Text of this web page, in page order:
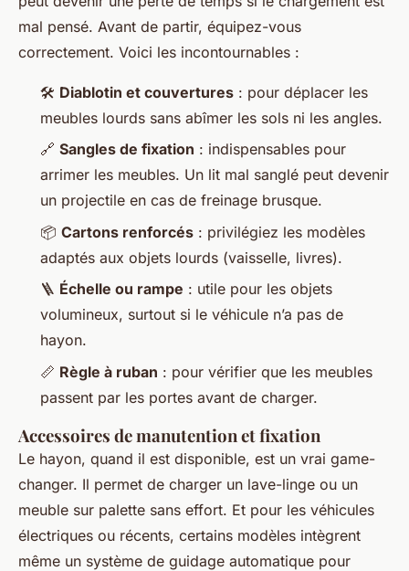
mal pensé. Avant de partir, équipez-vous
correctement. Voici les incontournables :
🛠️ Diablotin et couvertures : pour déplacer les
meubles lourds sans abîmer les sols ni les angles.
🔗 Sangles de fixation : indispensables pour
arrimer les meubles. Un lit mal sanglé peut devenir
un projectile en cas de freinage brusque.
📦 Cartons renforcés : privilégiez les modèles
adaptés aux objets lourds (vaisselle, livres).
🪜 Échelle ou rampe : utile pour les objets
volumineux, surtout si le véhicule n’a pas de
hayon.
📏 Règle à ruban : pour vérifier que les meubles
passent par les portes avant de charger.
Accessoires de manutention et fixation
Le hayon, quand il est disponible, est un vrai game-
changer. Il permet de charger un lave-linge ou un
meuble sur palette sans effort. Et pour les véhicules
électriques ou récents, certains modèles intègrent
même un système de guidage automatique pour